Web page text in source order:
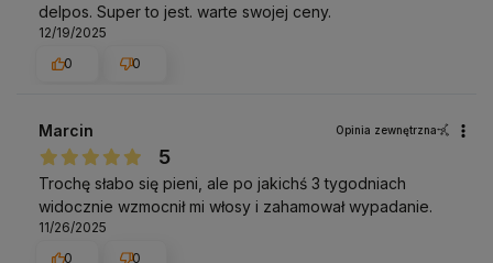
delpos. Super to jest. warte swojej ceny.
12/19/2025
0
0
Marcin Opinia zewnętrzna
5
Trochę słabo się pieni, ale po jakichś 3 tygodniach
widocznie wzmocnił mi włosy i zahamował wypadanie.
11/26/2025
0
0